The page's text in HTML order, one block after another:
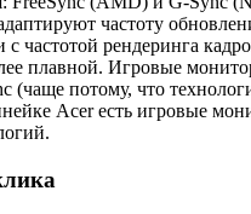
частоту
с частотой рендеринга
плавной. Игровые
(чаще потому, что
Acer есть игровые